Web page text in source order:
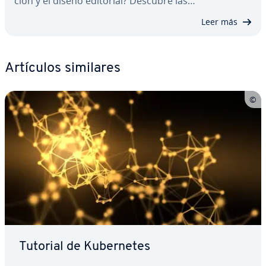
Leer más
Artículos similares
Tutorial de Ku­be­r­ne­tes